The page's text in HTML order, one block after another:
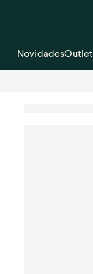
NovidadesOutlet